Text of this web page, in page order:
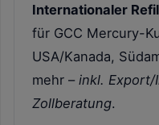
Internationaler
für GCC Mercury-
USA/Kanada,
mehr – inkl.
Zollberatung.